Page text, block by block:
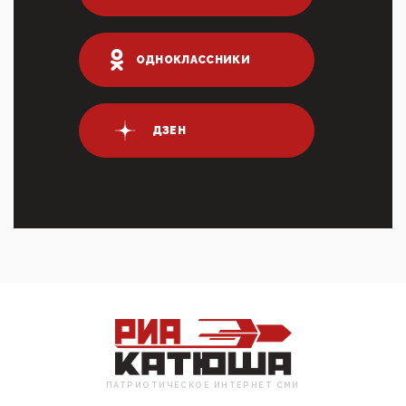
Террорист и убийца Буданов вальяжно сообщил,
энергети...
01:54, 10 Апреля 2026
ПрезидентПутинвчера вечером обьявил
Пасхальное перемирие с 16 часов субботы до конца
дня Воскресен...
01:09, 10 Апреля 2026
Честно говоря, ситуация с продвижением через
российские крупнейшие СМИ персоны Эррола
Маска (отца Ил...
07:11, 10 Апреля 2026
ОДНОКЛАССНИКИ
ДЗЕН
ПАТРИОТИЧЕСКОЕ ИНТЕРНЕТ СМИ